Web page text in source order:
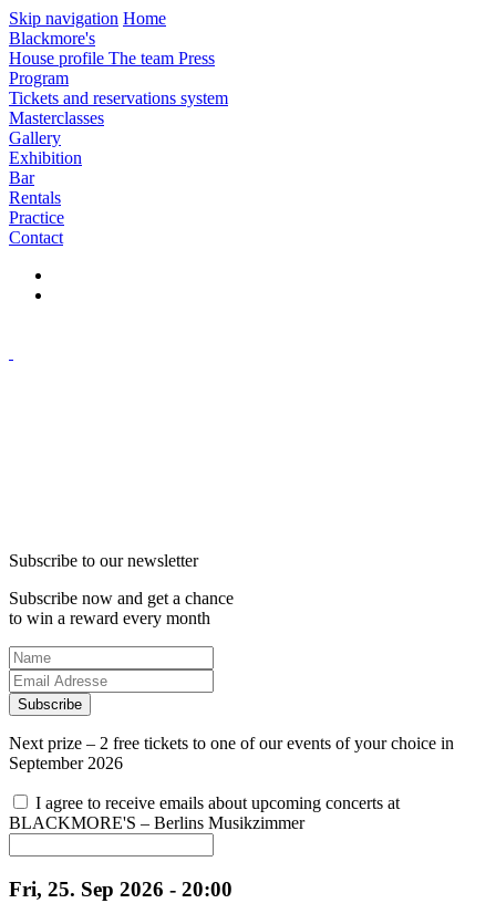
Skip navigation Home
Blackmore's
House profile The team Press
Program
Tickets and reservations system
Masterclasses
Gallery
Exhibition
Bar
Rentals
Practice
Contact
Subscribe to our newsletter
Subscribe now and get a chance
to win a reward every month
Subscribe
Next prize – 2 free tickets to one of our events of your choice in
September 2026
I agree to receive emails about upcoming concerts at
BLACKMORE'S – Berlins Musikzimmer
Fri, 25. Sep 2026 - 20:00